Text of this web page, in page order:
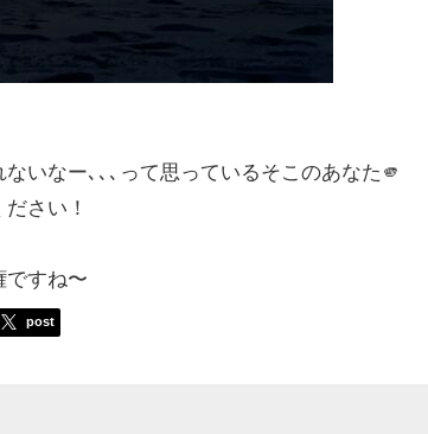
いなー､､､って思っているそこのあなた🫵
さい！
ですね〜
post